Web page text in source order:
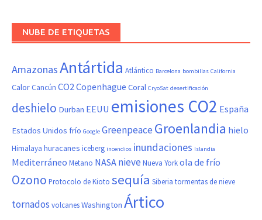
NUBE DE ETIQUETAS
AmazonasAntártida Atlántico Barcelona bombillas California
Calor Cancún CO2Copenhague Coral CryoSat desertificación
deshielo Durban EEUU emisiones CO2 España
Estados Unidos frío Google GreenpeaceGroenlandia hielo
Himalaya huracanes iceberg incendios inundaciones Islandia
Mediterráneo Metano NASA nieveNueva Yorkola de frío
Ozono Protocolo de Kioto sequía Siberia tormentas de nieve
tornados volcanesWashington Ártico